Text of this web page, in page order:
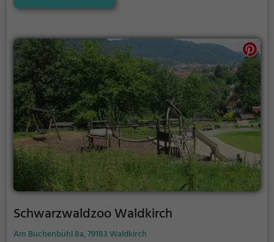
Schwarzwaldzoo Waldkirch
Am Buchenbühl 8a, 79183 Waldkirch